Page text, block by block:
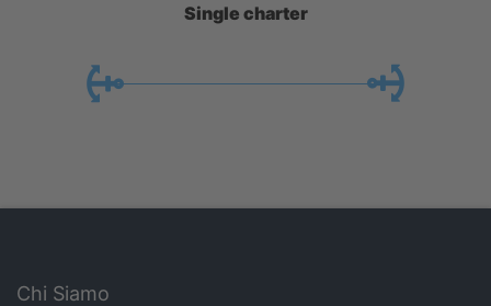
Single charter
Chi Siamo